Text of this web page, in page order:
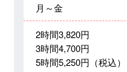
月～金
2時間3,820円
3時間4,700円
5時間5,250円（税込）